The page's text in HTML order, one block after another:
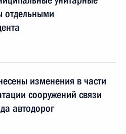
отдельными
изменения в части
сооружений связи
автодорог